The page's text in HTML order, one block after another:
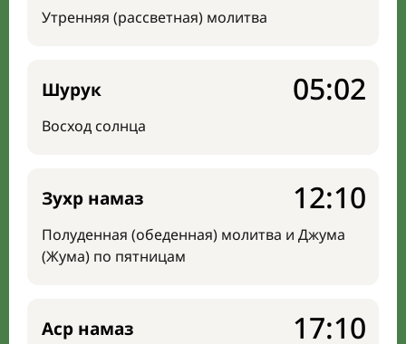
Утренняя (рассветная) молитва
Шурук
Восход солнца
05:02
Зухр намаз
Полуденная (обеденная) молитва и Джума
(Жума) по пятницам
12:10
Аср намаз 17:10